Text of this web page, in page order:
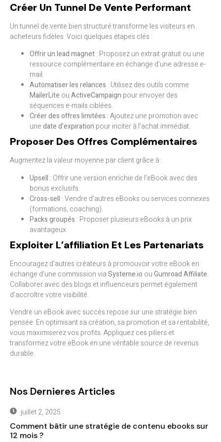
Créer Un Tunnel De Vente Performant
Un tunnel de vente bien structuré transforme les visiteurs en
acheteurs fidèles. Voici quelques étapes clés :
Offrir un lead magnet: Proposez un extrait gratuit ou une
ressource complémentaire en échange d’une adresse e-
mail.
Automatiser les relances : Utilisez des outils comme
MailerLite ouActiveCampaign pour envoyer des
séquences e-mails ciblées.
Créer des offres limitées : Ajoutez une promotion avec
unedate d’expiration pour inciter à l’achat immédiat.
Proposer Des Offres Complémentaires
Augmentez la valeur moyenne par client grâce à :
Upsell : Offrir une version enrichie de l’eBook avec des
bonus exclusifs.
Cross-sell : Vendre d’autres eBooks ou services connexes
(formations, coaching).
Packs groupés : Proposer plusieurs eBooks à un prix
avantageux.
Exploiter L’affiliation Et Les Partenariats
Encouragez d’autres créateurs à promouvoir votre eBook en
échange d’une commission viaSysteme.io ouGumroad Affiliate.
Collaborer avec des blogs et influenceurs permet également
d’accroître votre visibilité.
Vendre un eBook avec succès repose sur une stratégie bien
pensée. En optimisant sa création, sa promotion et sa rentabilité,
vous maximiserez vos profits. Appliquez ces piliers et
transformez votre eBook en une véritable source de revenus
durable.
Nos Dernieres Articles
juillet 2, 2025
Comment bâtir une stratégie de contenu ebooks sur
12 mois ?